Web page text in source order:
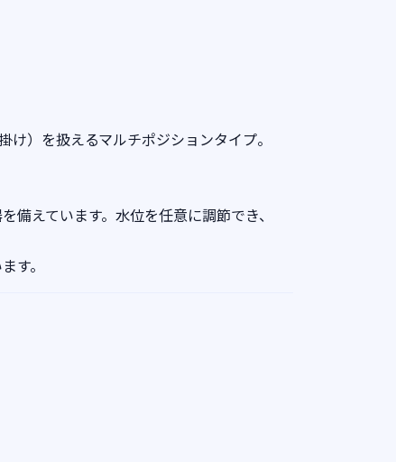
け）を扱えるマルチポジションタイプ。
えています。水位を任意に調節でき、
す。